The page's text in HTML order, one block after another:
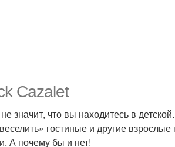
Cazalet
что вы находитесь в
гостиные и другие
А почему бы и нет!